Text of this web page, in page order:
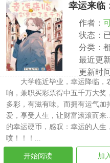
幸运来临
作者：
状态：
分类：
最近更
更新时
大学临近毕业，幸运降临，
响，兼职买彩票得中五千万大奖
多彩，有滋有味。而拥有运气
爱，享受人生，让财富滚滚而
的幸运硬币，感叹：幸运的人生
喷！！！...
开始阅读 加